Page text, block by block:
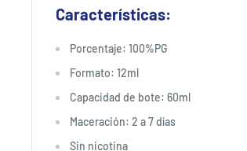
Características:
Porcentaje: 100%PG
Formato: 12ml
Capacidad de bote: 60ml
Maceración: 2 a 7 días
Sin nicotina